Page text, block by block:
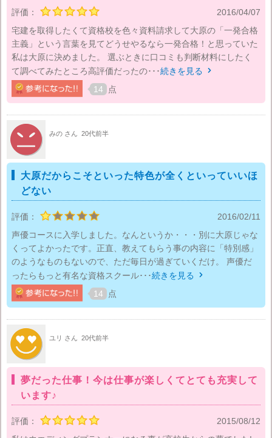
評価：
2016/04/07
宅建を取得したくて資格校を色々資料請求して大原の「一発合格
主義」という言葉を見てどうせやるなら一発合格！と思っていた
私は大原に決めました。 選ぶときに口コミも判断材料にしたく
て調べてみたところ高評価だったの･･･続きを見る 
14 点
みの さん 20代前半
大原だからこそといった特色が全くといっていいほ
どない
評価：
2016/02/11
声優コースに入学しました。なんというか・・・別に大原じゃな
くってよかったです。正直、教えてもらう事の内容に「特別感」
のようなものもないので、ただ毎日が過ぎていくだけ。 声優だ
ったらもっと有名な資格スクール･･･続きを見る 
14 点
ユリ さん 20代前半
夢だった仕事！今は仕事が楽しくてとても充実して
います♪
評価：
2015/08/12